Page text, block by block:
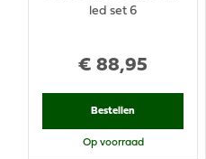
€ 88,95
led set 6
Bestellen
Op voorraad